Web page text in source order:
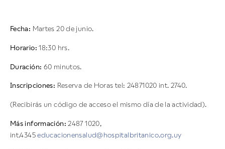
Fecha: Martes 20 de junio.
Horario: 18:30 hrs.
Duración: 60 minutos.
Inscripciones: Reserva de Horas tel: 24871020 int. 2740.
(Recibirás un código de acceso el mismo día de la actividad).
Más información: 2487 1020,
int.4345educacionensalud@hospitalbritanico.org.uy